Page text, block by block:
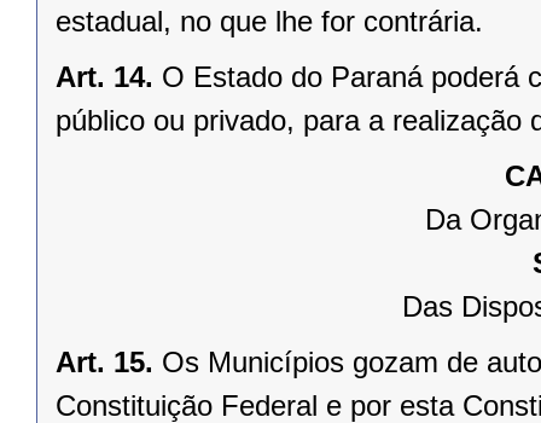
estadual, no que lhe for contrária.
Art. 14. O Estado do Paraná poderá
público ou privado, para a realização
Da
Das
Art. 15. Os Municípios gozam de
Constituição Federal e por esta